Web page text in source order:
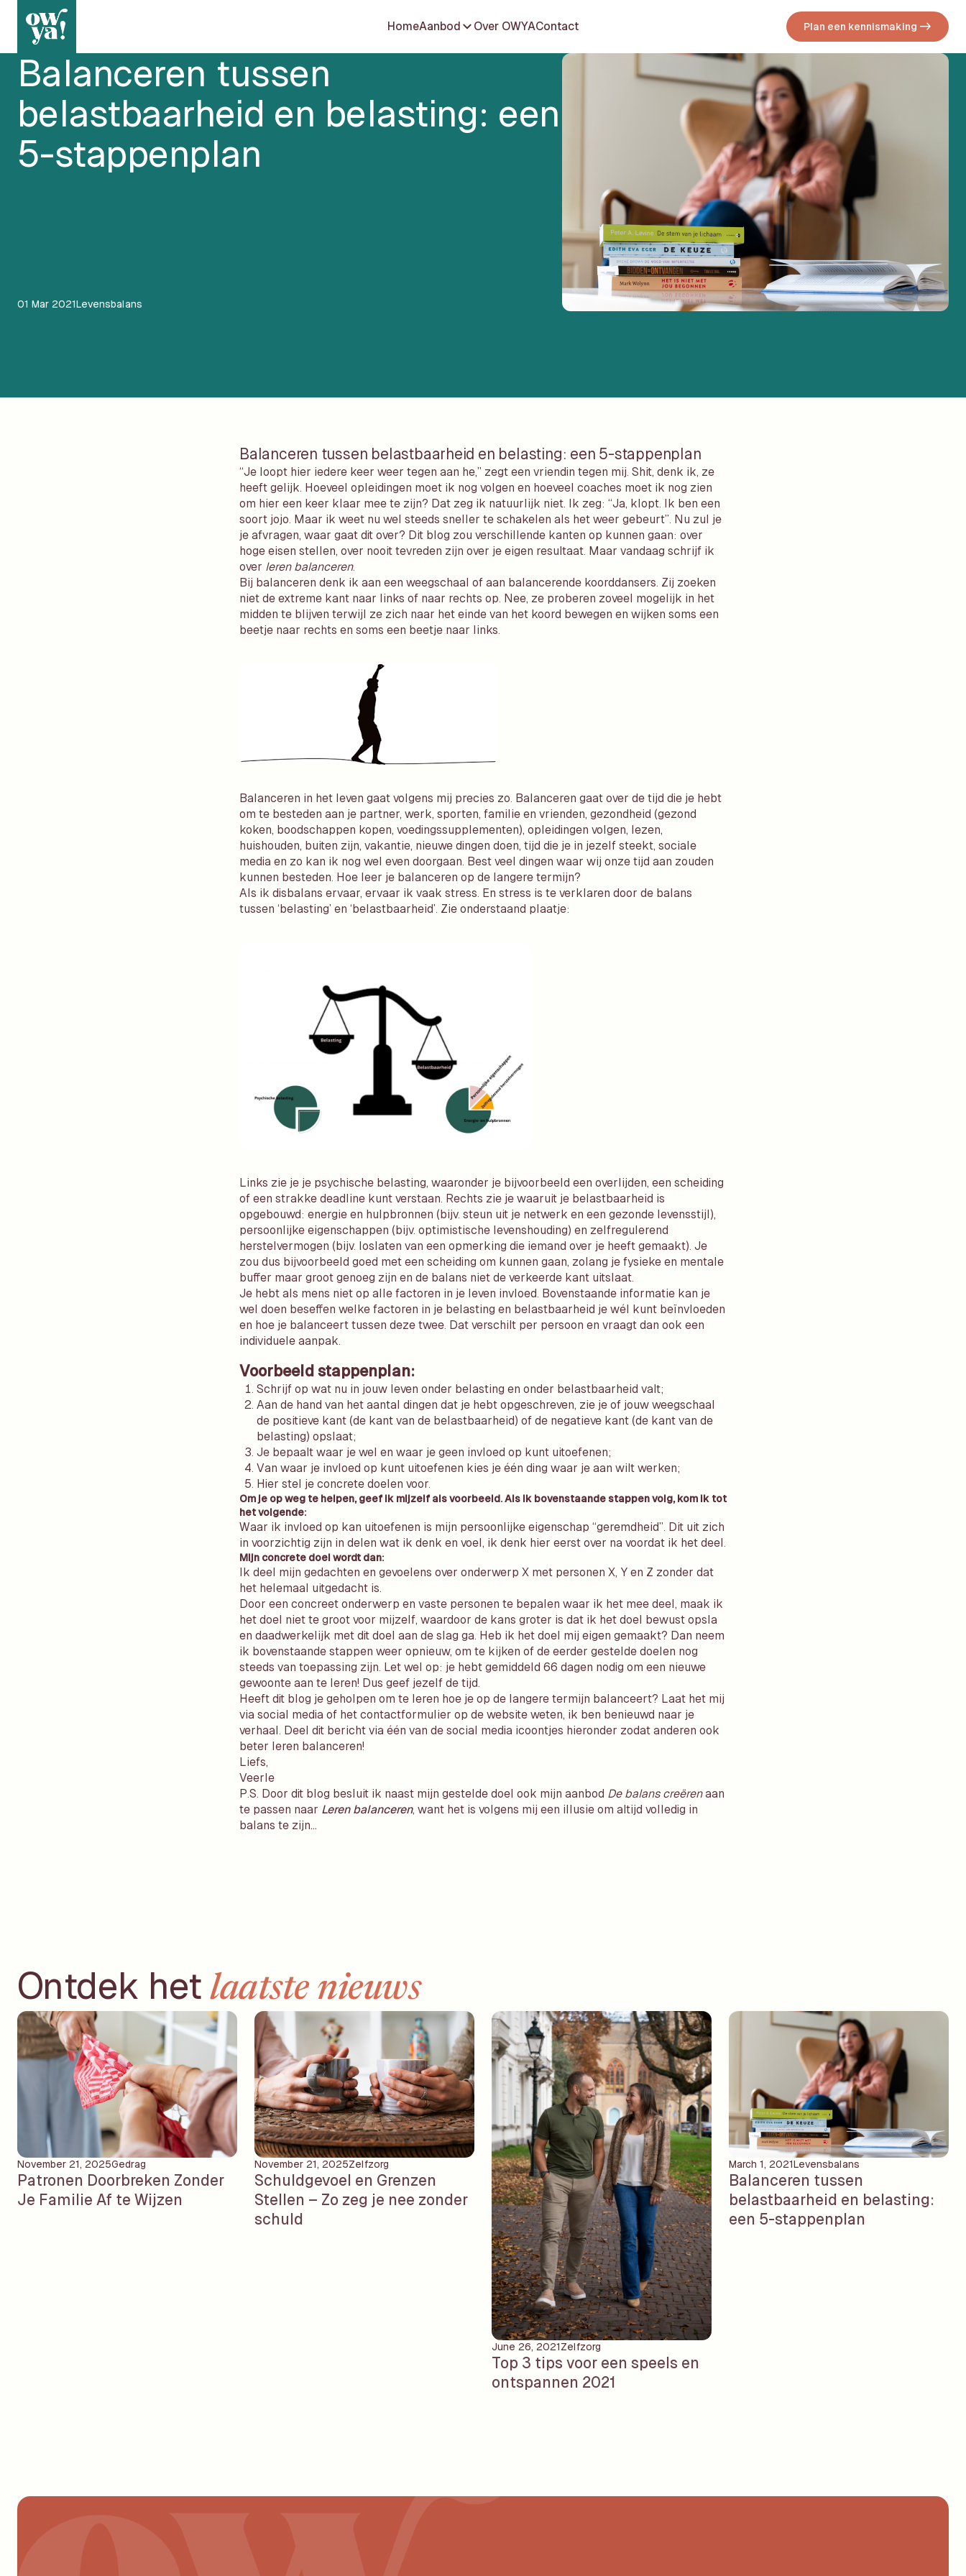
HomeAanbod Over OWYAContact
Plan een kennismaking ->
Blog
Balanceren tussen
belastbaarheid en belasting: een
5-stappenplan
01 Mar 2021Levensbalans
Balanceren tussen belastbaarheid en belasting: een 5-stappenplan
“Je loopt hier iedere keer weer tegen aan he,” zegt een vriendin tegen mij. Shit, denk ik, ze
heeft gelijk. Hoeveel opleidingen moet ik nog volgen en hoeveel coaches moet ik nog zien
om hier een keer klaar mee te zijn? Dat zeg ik natuurlijk niet. Ik zeg: “Ja, klopt. Ik ben een
soort jojo. Maar ik weet nu wel steeds sneller te schakelen als het weer gebeurt”. Nu zul je
je afvragen, waar gaat dit over? Dit blog zou verschillende kanten op kunnen gaan: over
hoge eisen stellen, over nooit tevreden zijn over je eigen resultaat. Maar vandaag schrijf ik
over leren balanceren.
Bij balanceren denk ik aan een weegschaal of aan balancerende koorddansers. Zij zoeken
niet de extreme kant naar links of naar rechts op. Nee, ze proberen zoveel mogelijk in het
midden te blijven terwijl ze zich naar het einde van het koord bewegen en wijken soms een
beetje naar rechts en soms een beetje naar links.
Balanceren in het leven gaat volgens mij precies zo. Balanceren gaat over de tijd die je hebt
om te besteden aan je partner, werk, sporten, familie en vrienden, gezondheid (gezond
koken, boodschappen kopen, voedingssupplementen), opleidingen volgen, lezen,
huishouden, buiten zijn, vakantie, nieuwe dingen doen, tijd die je in jezelf steekt, sociale
media en zo kan ik nog wel even doorgaan. Best veel dingen waar wij onze tijd aan zouden
kunnen besteden. Hoe leer je balanceren op de langere termijn?
Als ik disbalans ervaar, ervaar ik vaak stress. En stress is te verklaren door de balans
tussen ‘belasting’ en ‘belastbaarheid’. Zie onderstaand plaatje:
Links zie je je psychische belasting, waaronder je bijvoorbeeld een overlijden, een scheiding
of een strakke deadline kunt verstaan. Rechts zie je waaruit je belastbaarheid is
opgebouwd: energie en hulpbronnen (bijv. steun uit je netwerk en een gezonde levensstijl),
persoonlijke eigenschappen (bijv. optimistische levenshouding) en zelfregulerend
herstelvermogen (bijv. loslaten van een opmerking die iemand over je heeft gemaakt). Je
zou dus bijvoorbeeld goed met een scheiding om kunnen gaan, zolang je fysieke en mentale
buffer maar groot genoeg zijn en de balans niet de verkeerde kant uitslaat.
Je hebt als mens niet op alle factoren in je leven invloed. Bovenstaande informatie kan je
wel doen beseffen welke factoren in je belasting en belastbaarheid je wél kunt beïnvloeden
en hoe je balanceert tussen deze twee. Dat verschilt per persoon en vraagt dan ook een
individuele aanpak.
Voorbeeld stappenplan:
Schrijf op wat nu in jouw leven onder belasting en onder belastbaarheid valt;
Aan de hand van het aantal dingen dat je hebt opgeschreven, zie je of jouw weegschaal
de positieve kant (de kant van de belastbaarheid) of de negatieve kant (de kant van de
belasting) opslaat;
Je bepaalt waar je wel en waar je geen invloed op kunt uitoefenen;
Van waar je invloed op kunt uitoefenen kies je één ding waar je aan wilt werken;
Hier stel je concrete doelen voor.
Om je op weg te helpen, geef ik mijzelf als voorbeeld. Als ik bovenstaande stappen volg, kom ik tot
het volgende:
Waar ik invloed op kan uitoefenen is mijn persoonlijke eigenschap “geremdheid”. Dit uit zich
in voorzichtig zijn in delen wat ik denk en voel, ik denk hier eerst over na voordat ik het deel.
Mijn concrete doel wordt dan:
Ik deel mijn gedachten en gevoelens over onderwerp X met personen X, Y en Z zonder dat
het helemaal uitgedacht is.
Door een concreet onderwerp en vaste personen te bepalen waar ik het mee deel, maak ik
het doel niet te groot voor mijzelf, waardoor de kans groter is dat ik het doel bewust opsla
en daadwerkelijk met dit doel aan de slag ga. Heb ik het doel mij eigen gemaakt? Dan neem
ik bovenstaande stappen weer opnieuw, om te kijken of de eerder gestelde doelen nog
steeds van toepassing zijn. Let wel op: je hebt gemiddeld 66 dagen nodig om een nieuwe
gewoonte aan te leren! Dus geef jezelf de tijd.
Heeft dit blog je geholpen om te leren hoe je op de langere termijn balanceert? Laat het mij
via social media of het contactformulier op de website weten, ik ben benieuwd naar je
verhaal. Deel dit bericht via één van de social media icoontjes hieronder zodat anderen ook
beter leren balanceren!
Liefs,
Veerle
P.S. Door dit blog besluit ik naast mijn gestelde doel ook mijn aanbod De balans creërenaan
te passen naar Leren balanceren, want het is volgens mij een illusie om altijd volledig in
balans te zijn…
Ontdek het laatste nieuws
November 21, 2025Gedrag
Patronen Doorbreken Zonder
Je Familie Af te Wijzen
November 21, 2025Zelfzorg
Schuldgevoel en Grenzen
Stellen – Zo zeg je nee zonder
schuld
June 26, 2021Zelfzorg
Top 3 tips voor een speels en
ontspannen 2021
March 1, 2021Levensbalans
Balanceren tussen
belastbaarheid en belasting:
een 5-stappenplan